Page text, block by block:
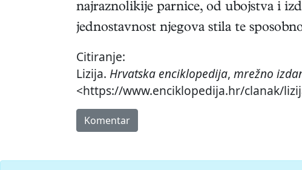
najraznolikije parnice, od ubojstva i
jednostavnost njegova stila te
Citiranje:
Lizija. Hrvatska enciklopedija, mrežno
<https://www.enciklopedija.hr/clanak/
Komentar